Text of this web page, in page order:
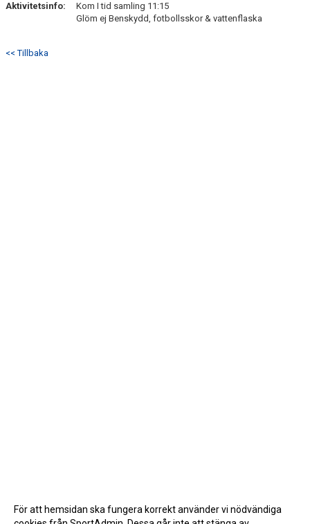
Aktivitetsinfo:
Kom I tid samling 11:15
Glöm ej Benskydd, fotbollsskor & vattenflaska
<< Tillbaka
För att hemsidan ska fungera korrekt använder vi nödvändiga